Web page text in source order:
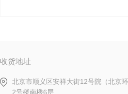
收货地址
北京市顺义区安祥大街12号院（北京环
2号楼南楼6层